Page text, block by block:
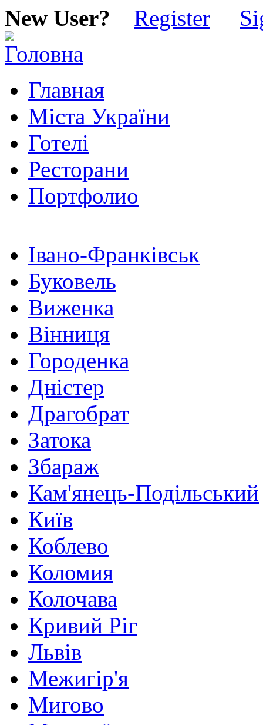
New User? Register
Главная
Міста України
Готелі
Ресторани
Портфолио
Івано-Франківськ
Буковель
Виженка
Вінниця
Городенка
Дністер
Драгобрат
Затока
Збараж
Кам'янець-Подільський
Київ
Коблево
Коломия
Колочава
Кривий Ріг
Львів
Межигір'я
Мигово